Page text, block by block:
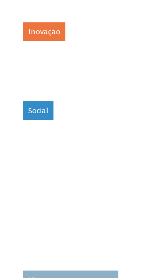
Inovação
Social